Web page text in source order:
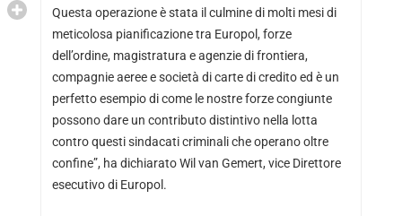
Questa operazione è stata il culmine di molti mesi di
meticolosa pianificazione tra Europol, forze
dell’ordine, magistratura e agenzie di frontiera,
compagnie aeree e società di carte di credito ed è un
perfetto esempio di come le nostre forze congiunte
possono dare un contributo distintivo nella lotta
contro questi sindacati criminali che operano oltre
confine”, ha dichiarato Wil van Gemert, vice Direttore
esecutivo di Europol.